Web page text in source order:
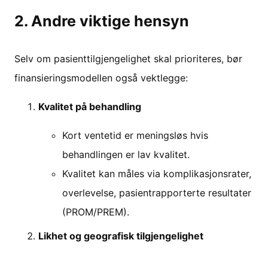
2. Andre viktige hensyn
Selv om pasienttilgjengelighet skal prioriteres, bør
finansieringsmodellen også vektlegge:
Kvalitet på behandling
Kort ventetid er meningsløs hvis
behandlingen er lav kvalitet.
Kvalitet kan måles via komplikasjonsrater,
overlevelse, pasientrapporterte resultater
(PROM/PREM).
Likhet og geografisk tilgjengelighet